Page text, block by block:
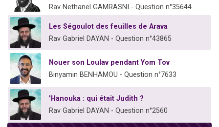
Rav Nethanel GAMRASNI - Question n°35644
Les Ségoulot des feuilles de Arava
Rav Gabriel DAYAN - Question n°43865
Nouer son Loulav pendant Yom Tov
Binyamin BENHAMOU - Question n°7633
'Hanouka : qui était Judith ?
Rav Gabriel DAYAN - Question n°2560